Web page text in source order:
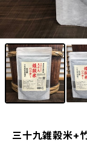
三十九雑穀米+